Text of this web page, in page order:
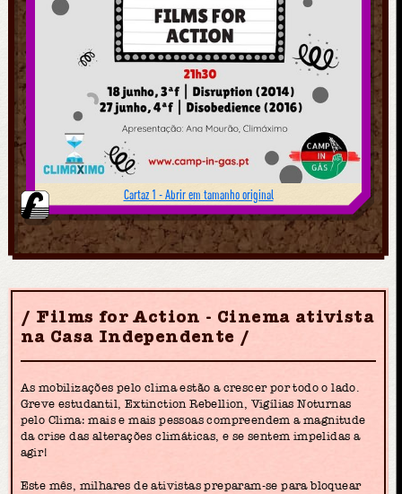
Cartaz 1 - Abrir em tamanho original
Films for Action - Cinema ativista
na Casa Independente
As mobilizações pelo clima estão a crescer por todo o lado.
Greve estudantil, Extinction Rebellion, Vigílias Noturnas
pelo Clima: mais e mais pessoas compreendem a magnitude
da crise das alterações climáticas, e se sentem impelidas a
agir!
Este mês, milhares de ativistas preparam-se para bloquear